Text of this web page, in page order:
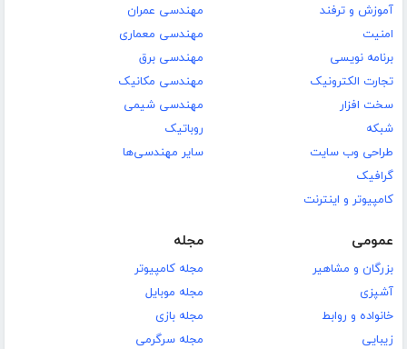
آموزش و ترفند
امنیت
برنامه نویسی
تجارت الکترونیک
سخت افزار
شبکه
طراحی وب سایت
گرافیک
کامپیوتر و اینترنت
مهندسی عمران
مهندسی معماری
مهندسی برق
مهندسی مکانیک
مهندسی شیمی
روباتیک
سایر مهندسی‌ها
عمومی
بزرگان و مشاهیر
آشپزی
خانواده و روابط
زیبایی
مجله
مجله کامپیوتر
مجله موبایل
مجله بازی
مجله سرگرمی